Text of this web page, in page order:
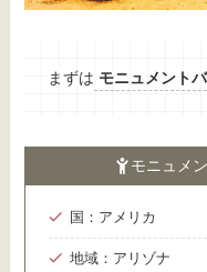
まずは モニュメント
モニュメ
国：アメリカ
地域：アリゾナ